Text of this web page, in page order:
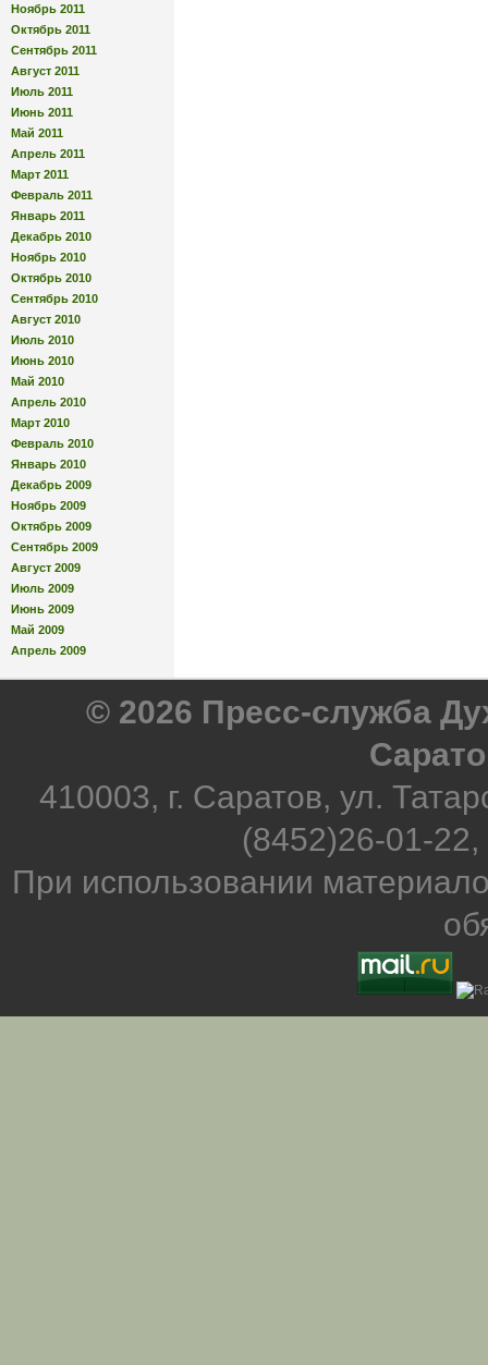
Ноябрь 2011
Октябрь 2011
Сентябрь 2011
Август 2011
Июль 2011
Июнь 2011
Май 2011
Апрель 2011
Март 2011
Февраль 2011
Январь 2011
Декабрь 2010
Ноябрь 2010
Октябрь 2010
Сентябрь 2010
Август 2010
Июль 2010
Июнь 2010
Май 2010
Апрель 2010
Март 2010
Февраль 2010
Январь 2010
Декабрь 2009
Ноябрь 2009
Октябрь 2009
Сентябрь 2009
Август 2009
Июль 2009
Июнь 2009
Май 2009
Апрель 2009
© 2026 Пресс-служба
410003, г. Саратов, ул.
(8452)26-01-
При использовании